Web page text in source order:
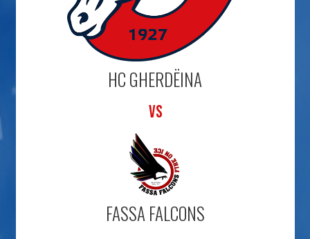
HC GHERDËINA
VS
FASSA FALCONS